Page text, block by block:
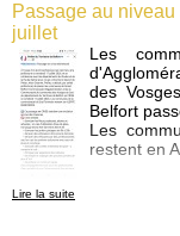
Passage au
juillet
Les
des
Belfort
Les
restent en
restriction des
Lire la suite